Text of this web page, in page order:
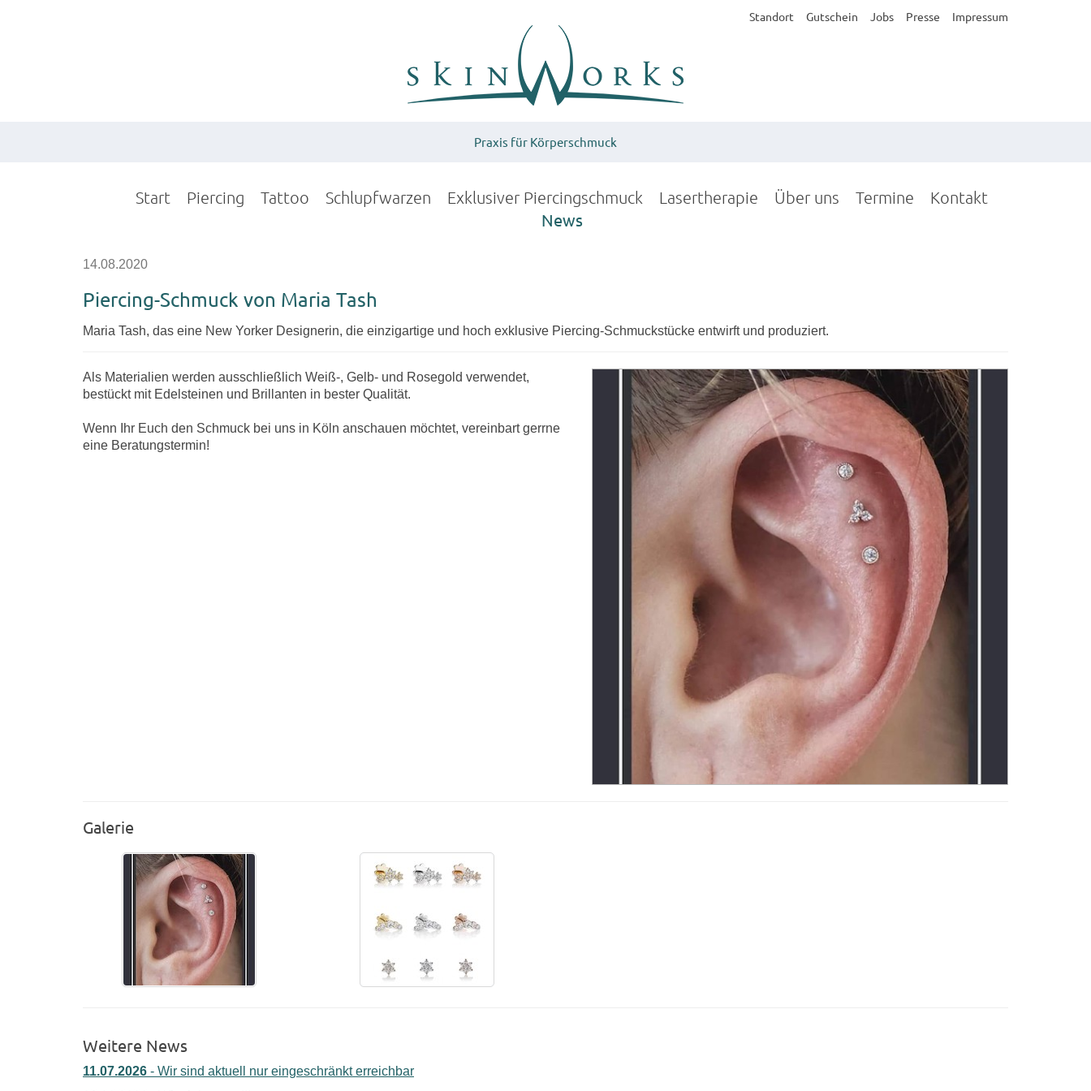
Standort Gutschein Jobs Presse Impressum
Praxis für Körperschmuck
Start Piercing Tattoo Schlupfwarzen Exklusiver Piercingschmuck Lasertherapie Über uns Termine Kontakt
News
14.08.2020
Piercing-Schmuck von Maria Tash
Maria Tash, das eine New Yorker Designerin, die einzigartige und hoch exklusive Piercing-Schmuckstücke entwirft und produziert.
Als Materialien werden ausschließlich Weiß-, Gelb- und Rosegold verwendet,
bestückt mit Edelsteinen und Brillanten in bester Qualität.
Wenn Ihr Euch den Schmuck bei uns in Köln anschauen möchtet, vereinbart gerrne
eine Beratungstermin!
Galerie
Weitere News
11.07.2026 - Wir sind aktuell nur eingeschränkt erreichbar